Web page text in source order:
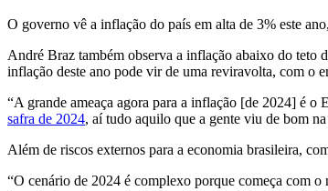
O governo vê a inflação do país em alta de 3% este
André Braz também observa a inflação abaixo do teto
inflação deste ano pode vir de uma reviravolta, com o
“A grande ameaça agora para a inflação [de 2024] é
safra de 2024, aí tudo aquilo que a gente viu de bom
Além de riscos externos para a economia brasileira,
“O cenário de 2024 é complexo porque começa com